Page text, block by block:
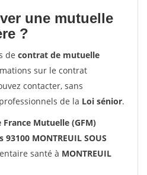
une mutuelle
?
de contrat de mutuelle
sur le contrat
contacter, sans
de la Loi sénior.
Mutuelle (GFM)
MONTREUIL SOUS
santé à MONTREUIL